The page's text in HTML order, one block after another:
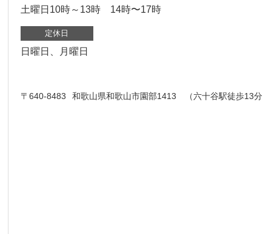
土曜日10時～13時 14時〜17時
定休日
日曜日、月曜日
〒640-8483 和歌山県和歌山市園部1413 （六十谷駅徒歩13